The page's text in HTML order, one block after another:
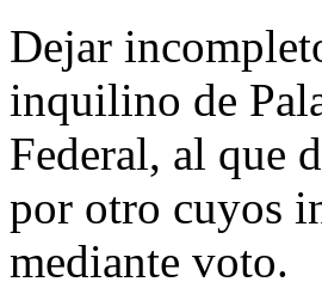
Dejar
inquilino de
Federal, al que
por otro cuyos
mediante voto.